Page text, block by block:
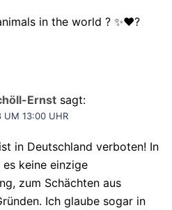
in the world ? ✨❤️?
Ernst sagt:
UM 13:00 UHR
in Deutschland verboten! In
es keine einzige
zum Schächten aus
Ich glaube sogar in